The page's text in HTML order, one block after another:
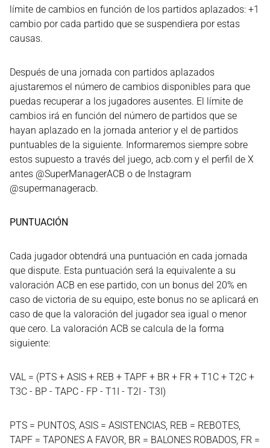
límite de cambios en función de los partidos aplazados: +1
cambio por cada partido que se suspendiera por estas
causas.
Después de una jornada con partidos aplazados
ajustaremos el número de cambios disponibles para que
puedas recuperar a los jugadores ausentes. El límite de
cambios irá en función del número de partidos que se
hayan aplazado en la jornada anterior y el de partidos
puntuables de la siguiente. Informaremos siempre sobre
estos supuesto a través del juego, acb.com y el perfil de X
antes @SuperManagerACB o de Instagram
@supermanageracb.
PUNTUACIÓN
Cada jugador obtendrá una puntuación en cada jornada
que dispute. Esta puntuación será la equivalente a su
valoración ACB en ese partido, con un bonus del 20% en
caso de victoria de su equipo, este bonus no se aplicará en
caso de que la valoración del jugador sea igual o menor
que cero. La valoración ACB se calcula de la forma
siguiente:
VAL = (PTS + ASIS + REB + TAPF + BR + FR + T1C + T2C +
T3C - BP - TAPC - FP - T1I - T2I - T3I)
PTS = PUNTOS, ASIS = ASISTENCIAS, REB = REBOTES,
TAPF = TAPONES A FAVOR, BR = BALONES ROBADOS, FR =